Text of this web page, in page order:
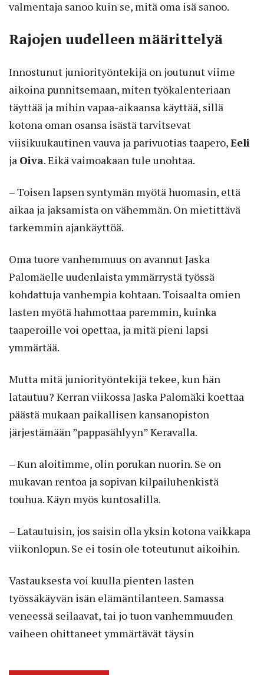
valmentaja sanoo kuin se, mitä oma isä sanoo.
Rajojen uudelleen määrittelyä
Innostunut juniorityöntekijä on joutunut viime
aikoina punnitsemaan, miten työkalenteriaan
täyttää ja mihin vapaa-aikaansa käyttää, sillä
kotona oman osansa isästä tarvitsevat
viisikuukautinen vauva ja parivuotias taapero,Eeli
ja Oiva. Eikä vaimoakaan tule unohtaa.
– Toisen lapsen syntymän myötä huomasin, että
aikaa ja jaksamista on vähemmän. On mietittävä
tarkemmin ajankäyttöä.
Oma tuore vanhemmuus on avannut Jaska
Palomäelle uudenlaista ymmärrystä työssä
kohdattuja vanhempia kohtaan. Toisaalta omien
lasten myötä hahmottaa paremmin, kuinka
taaperoille voi opettaa, ja mitä pieni lapsi
ymmärtää.
Mutta mitä juniorityöntekijä tekee, kun hän
latautuu? Kerran viikossa Jaska Palomäki koettaa
päästä mukaan paikallisen kansanopiston
järjestämään ”pappasählyyn” Keravalla.
– Kun aloitimme, olin porukan nuorin. Se on
mukavan rentoa ja sopivan kilpailuhenkistä
touhua. Käyn myös kuntosalilla.
– Latautuisin, jos saisin olla yksin kotona vaikkapa
viikonlopun. Se ei tosin ole toteutunut aikoihin.
Vastauksesta voi kuulla pienten lasten
työssäkäyvän isän elämäntilanteen. Samassa
veneessä seilaavat, tai jo tuon vanhemmuuden
vaiheen ohittaneet ymmärtävät täysin